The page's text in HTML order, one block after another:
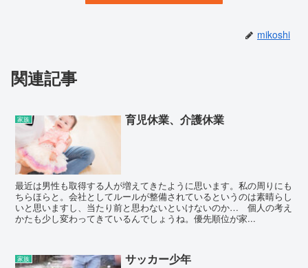
mikoshi
関連記事
家族 育児休業、介護休業
最近は男性も取得する人が増えてきたように思います。私の周りにも
ちらほらと。会社としてルールが整備されているというのは素晴らし
いと思いますし、当たり前と思わないといけないのか… 個人の考え
かたも少し変わってきているんでしょうね。優先順位が家...
家族 サッカー少年